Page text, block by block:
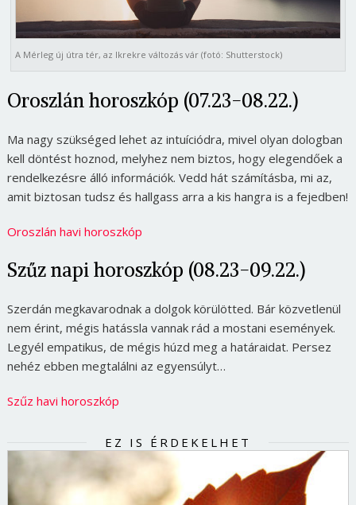
A Mérleg új útra tér, az Ikrekre változás vár (fotó: Shutterstock)
Oroszlán horoszkóp (07.23-08.22.)
Ma nagy szükséged lehet az intuíciódra, mivel olyan dologban
kell döntést hoznod, melyhez nem biztos, hogy elegendőek a
rendelkezésre álló információk. Vedd hát számításba, mi az,
amit biztosan tudsz és hallgass arra a kis hangra is a fejedben!
Oroszlán havi horoszkóp
Szűz napi horoszkóp (08.23-09.22.)
Szerdán megkavarodnak a dolgok körülötted. Bár közvetlenül
nem érint, mégis hatássla vannak rád a mostani események.
Legyél empatikus, de mégis húzd meg a határaidat. Persez
nehéz ebben megtalálni az egyensúlyt…
Szűz havi horoszkóp
EZ IS ÉRDEKELHET